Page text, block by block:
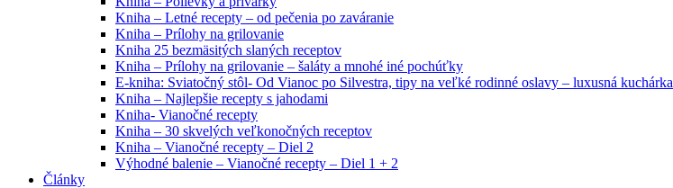
Kniha – Letné recepty – od pečenia po zaváranie
Kniha – Prílohy na grilovanie
Kniha 25 bezmäsitých slaných receptov
Kniha – Prílohy na grilovanie – šaláty a mnohé iné pochúťky
E-kniha: Sviatočný stôl- Od Vianoc po Silvestra, tipy na veľké rodinné oslavy – luxusná kuchárka
Kniha – Najlepšie recepty s jahodami
Kniha- Vianočné recepty
Kniha – 30 skvelých veľkonočných receptov
Kniha – Vianočné recepty – Diel 2
Výhodné balenie – Vianočné recepty – Diel 1 + 2
Články